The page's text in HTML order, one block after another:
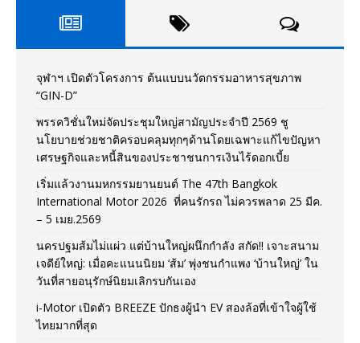
จุฬาฯ เปิดตัวโครงการ ต้นแบบนวัตกรรมอาหารสุขภาพ
“GIN-D”
พรรควิชั่นใหม่จัดประชุมใหญ่สามัญประจำปี 2569 ชู
นโยบายช่วยชาติครอบคลุมทุกๆด้านโดยเฉพาะแก้ไขปัญหา
เศรษฐกิจและหนี้สินของประชาชนการเงินไร้ดอกเบี้ย
เริ่มแล้วงานมหกรรมยานยนต์ The 47th Bangkok
International Motor 2026 ที่คนรักรถ ไม่ควรพลาด 25 มีค.
– 5 เมย.2569
นครปฐมส้มไม่แผ่ว แต่บ้านใหญ่ผนึกกำลัง สกัด!! เจาะสนาม
เจดีย์ใหญ่: เมื่อคะแนนนิยม ‘ส้ม’ พุ่งชนกำแพง ‘บ้านใหญ่’ ใน
วันที่สายอนุรักษ์นิยมเลิกรบกันเอง
i-Motor เปิดตัว BREEZE ปักธงผู้นำ EV สองล้อที่เข้าใจผู้ใช้
ไทยมากที่สุด